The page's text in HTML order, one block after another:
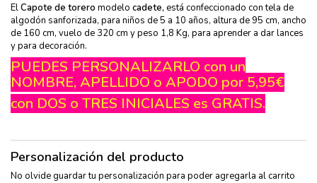
ElCapote de torero modelo cadete, está confeccionado con tela de
algodón sanforizada, para niños de 5 a 10 años, altura de 95 cm, ancho
de 160 cm, vuelo de 320 cm y peso 1,8 Kg, para aprender a dar lances
y para decoración.
PUEDES PERSONALIZARLO con un
NOMBRE, APELLIDO o APODO por 5,95€
con DOS o TRES INICIALES es GRATIS.
Personalización del producto
No olvide guardar tu personalización para poder agregarla al carrito